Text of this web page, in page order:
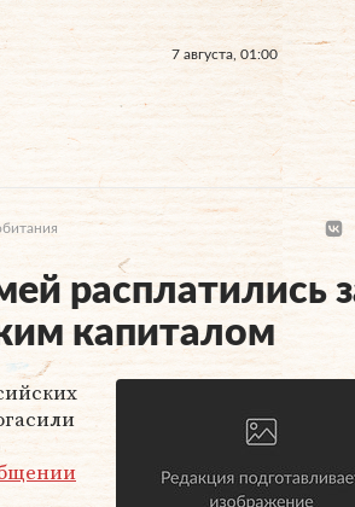
7 августа, 01:00
расплатились
капиталом